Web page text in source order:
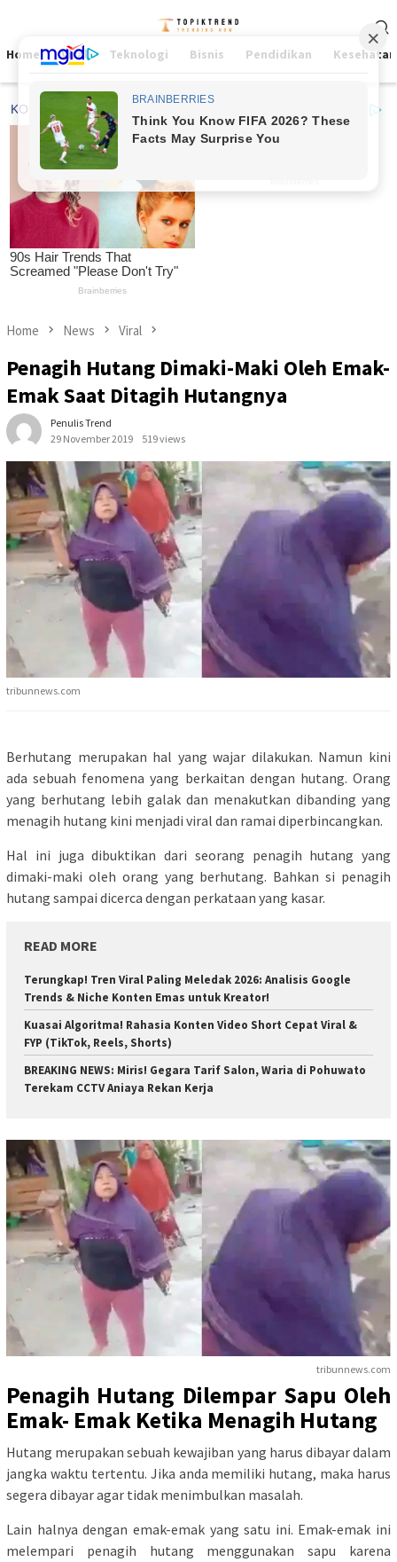
contentMenu
Home Viral Teknologi Bisnis Pendidikan Kesehatan
Home News Viral
Penagih Hutang Dimaki-Maki Oleh Emak-
Emak Saat Ditagih Hutangnya
Penulis Trend
29 November 2019
519 views
tribunnews.com
Berhutang merupakan hal yang wajar dilakukan. Namun kini
ada sebuah fenomena yang berkaitan dengan hutang. Orang
yang berhutang lebih galak dan menakutkan dibanding yang
menagih hutang kini menjadi viral dan ramai diperbincangkan.
Hal ini juga dibuktikan dari seorang penagih hutang yang
dimaki-maki oleh orang yang berhutang. Bahkan si penagih
hutang sampai dicerca dengan perkataan yang kasar.
READ MORE
Terungkap! Tren Viral Paling Meledak 2026: Analisis Google
Trends & Niche Konten Emas untuk Kreator!
Kuasai Algoritma! Rahasia Konten Video Short Cepat Viral &
FYP (TikTok, Reels, Shorts)
BREAKING NEWS: Miris! Gegara Tarif Salon, Waria di Pohuwato
Terekam CCTV Aniaya Rekan Kerja
tribunnews.com
Penagih Hutang Dilempar Sapu Oleh
Emak- Emak Ketika Menagih Hutang
Hutang merupakan sebuah kewajiban yang harus dibayar dalam
jangka waktu tertentu. Jika anda memiliki hutang, maka harus
segera dibayar agar tidak menimbulkan masalah.
Lain halnya dengan emak-emak yang satu ini. Emak-emak ini
melempari penagih hutang menggunakan sapu karena